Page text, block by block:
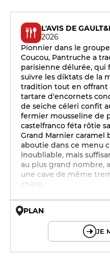
L'AVIS DE
2026
Pionnier dans le
Coucou, Pantruche a
parisienne délurée, qui
suivre les diktats de la
tradition tout en offrant
tartare d'encornets
de seiche céleri confit
fermier mousseline de
castelfranco féta rôtie
Grand Marnier caramel
aboutie dans ce menu
inoubliable, mais
au plus grand nombre,
une cave de même
chère.
PLAN
JE